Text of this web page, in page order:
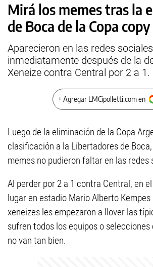
Mirá los memes tras la
de Boca de la Copa copy
Aparecieron en las redes sociales
inmediatamente después de la
Xeneize contra Central por 2 a 1.
+ Agregar LMCipolletti.com en
Luego de la eliminación de la Copa
clasificación a la Libertadores de
memes no pudieron faltar en las redes
Al perder por 2 a 1 contra Central, en
lugar en estadio Mario Alberto Kempes
xeneizes les empezaron a llover las
sufren todos los equipos o
no van tan bien.